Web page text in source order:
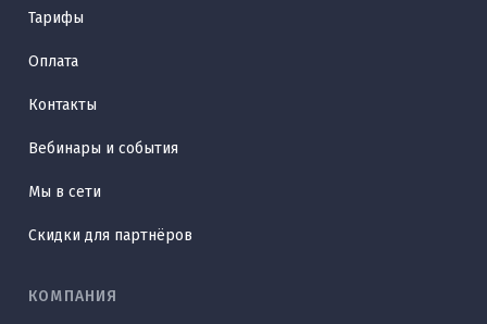
Тарифы
Оплата
Контакты
Вебинары и события
Мы в сети
Скидки для партнёров
КОМПАНИЯ